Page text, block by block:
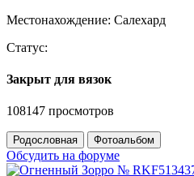
Местонахождение: Салехард
Статус:
Закрыт для вязок
108147 просмотров
Родословная Фотоальбом
Обсудить на форуме